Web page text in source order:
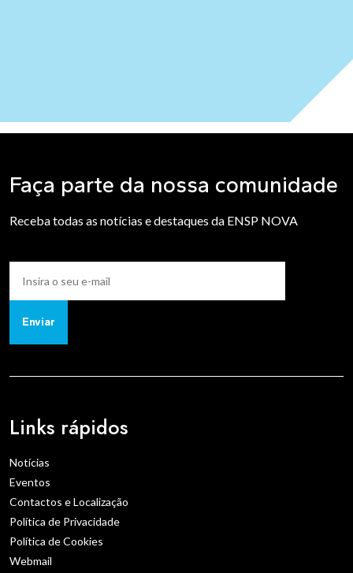
Faça parte da nossa comunidade
Receba todas as notícias e destaques da ENSP NOVA
Enviar
Links rápidos
Notícias
Eventos
Contactos e Localização
Política de Privacidade
Política de Cookies
Webmail